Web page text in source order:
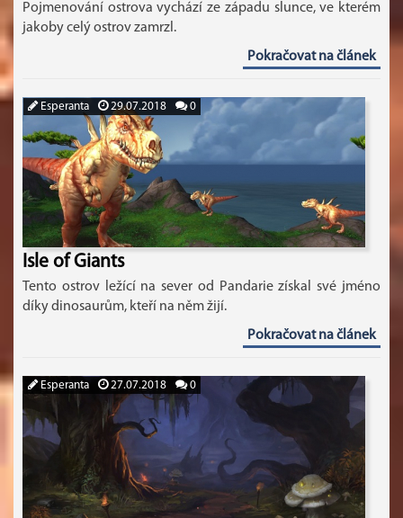
Pojmenování ostrova vychází ze západu slunce, ve kterém
jakoby celý ostrov zamrzl.
Pokračovat na článek
Esperanta 29.07.2018 0
Isle of Giants
Tento ostrov ležící na sever od Pandarie získal své jméno
díky dinosaurům, kteří na něm žijí.
Pokračovat na článek
Esperanta 27.07.2018 0